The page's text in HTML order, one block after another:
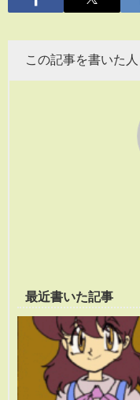
この記事を書いた人
最近書いた記事